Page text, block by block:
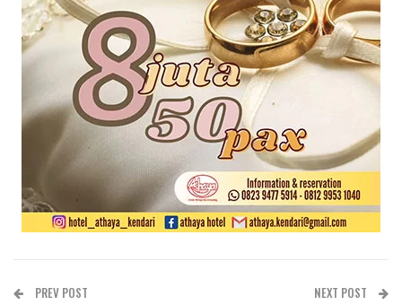
PREV POST NEXT POST